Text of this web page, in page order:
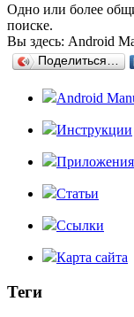
Одно или более
поиске.
Вы здесь: Android
Поделиться…
Android
Инструкции
Приложения
Статьи
Ссылки
Карта сайта
Теги